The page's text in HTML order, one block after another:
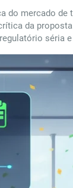
do mercado
da
séria